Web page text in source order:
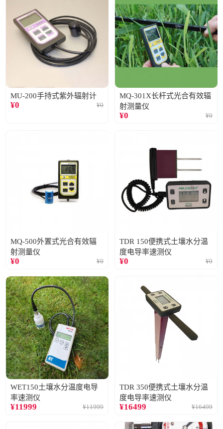
MU-200手持式紫外辐射计
¥0 ¥0
MQ-301X长杆式光合有效辐
射测量仪
¥0 ¥0
MQ-500外置式光合有效辐
射测量仪
¥0 ¥0
TDR 150便携式土壤水分温
度电导率速测仪
¥0 ¥0
WET150土壤水分温度电导
率速测仪
¥11999 ¥11999
TDR 350便携式土壤水分温
度电导率速测仪
¥16499 ¥16499